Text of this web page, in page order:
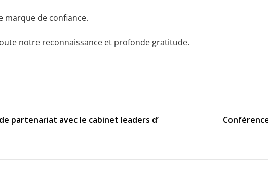
marque de confiance.
notre reconnaissance et profonde gratitude.
partenariat avec le cabinet leaders d’